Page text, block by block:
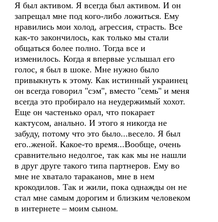
Я был активом. Я всегда был активом. И он
запрещал мне под кого-либо ложиться. Ему
нравились мои холод, агрессия, страсть. Все
как-то закончилось, как только мы стали
общаться более полно. Тогда все и
изменилось. Когда я впервые услышал его
голос, я был в шоке. Мне нужно было
привыкнуть к этому. Как истинный украинец
он всегда говорил "сэм", вместо "семь" и меня
всегда это пробирало на неудержимый хохот.
Еще он частенько орал, что покарает
кактусом, анально. И этого я никогда не
забуду, потому что это было...весело. Я был
его..женой. Какое-то время...Вообще, очень
сравнительно недолгое, так как мы не нашли
в друг друге такого типа партнеров. Ему во
мне не хватало тараканов, мне в нем
крокодилов. Так и жили, пока однажды он не
стал мне самым дорогим и близким человеком
в интернете – моим сыном.